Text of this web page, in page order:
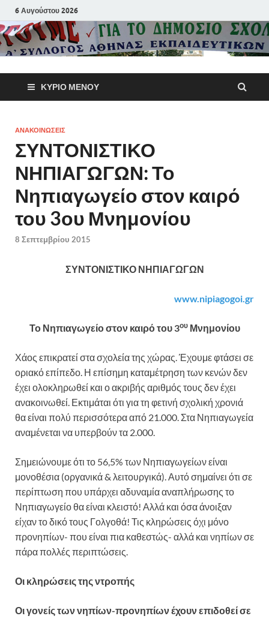
6 Αυγούστου 2026
Α΄
Αθηνών
ΚΎΡΙΟ ΜΕΝΟΎ
ΑΝΑΚΟΙΝΩΣΕΙΣ
ΣΥΝΤΟΝΙΣΤΙΚΟ
ΝΗΠΙΑΓΩΓΩΝ: Το
Νηπιαγωγείο στον καιρό
του 3ου Μνημονίου
8 Σεπτεμβρίου 2015
ΣΥΝΤΟΝΙΣΤΙΚΟ ΝΗΠΙΑΓΩΓΩΝ
www.nipiagogoi.gr
Το Νηπιαγωγείο στον καιρό του 3ουΜνημονίου
Χάος επικρατεί στα σχολεία της χώρας. Έχουμε φτάσει σε
οριακό επίπεδο. Η επίσημη καταμέτρηση των κενών δεν
έχει ολοκληρωθεί και ο ακριβής αριθμός τους δεν έχει
ανακοινωθεί. Εκτιμάται ότι για τη φετινή σχολική χρονιά
θα είναι πολύ περισσότερα από 21.000. Στα Νηπιαγωγεία
αναμένεται να υπερβούν τα 2.000.
Σημειώνουμε ότι το 56,5% των Νηπιαγωγείων είναι
μονοθέσια (οργανικά & λειτουργικά). Αυτό σημαίνει ότι σε
περίπτωση που υπάρχει αδυναμία αναπλήρωσης το
Νηπιαγωγείο θα είναι κλειστό! Αλλά και όσα άνοιξαν
είχαν το δικό τους Γολγοθά! Τις κληρώσεις όχι μόνο
προνηπίων- που είναι πια καθεστώς- αλλά και νηπίων σε
πάρα πολλές περιπτώσεις.
Οι κληρώσεις της ντροπής
Οι γονείς των νηπίων-προνηπίων έχουν επιδοθεί σε